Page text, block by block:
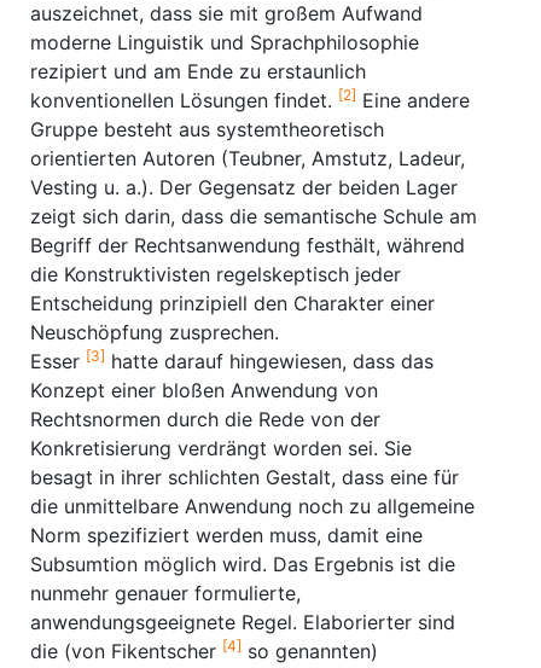
auszeichnet, dass sie mit großem Aufwand
moderne Linguistik und Sprachphilosophie
rezipiert und am Ende zu erstaunlich
konventionellen Lösungen findet. [2] Eine andere
Gruppe besteht aus systemtheoretisch
orientierten Autoren (Teubner, Amstutz, Ladeur,
Vesting u. a.). Der Gegensatz der beiden Lager
zeigt sich darin, dass die semantische Schule am
Begriff der Rechtsanwendung festhält, während
die Konstruktivisten regelskeptisch jeder
Entscheidung prinzipiell den Charakter einer
Neuschöpfung zusprechen.
Esser [3] hatte darauf hingewiesen, dass das
Konzept einer bloßen Anwendung von
Rechtsnormen durch die Rede von der
Konkretisierung verdrängt worden sei. Sie
besagt in ihrer schlichten Gestalt, dass eine für
die unmittelbare Anwendung noch zu allgemeine
Norm spezifiziert werden muss, damit eine
Subsumtion möglich wird. Das Ergebnis ist die
nunmehr genauer formulierte,
anwendungsgeeignete Regel. Elaborierter sind
die (von Fikentscher [4] so genannten)